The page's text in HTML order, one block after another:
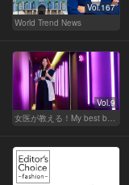
Vol.167
World Trend News
Vol.9